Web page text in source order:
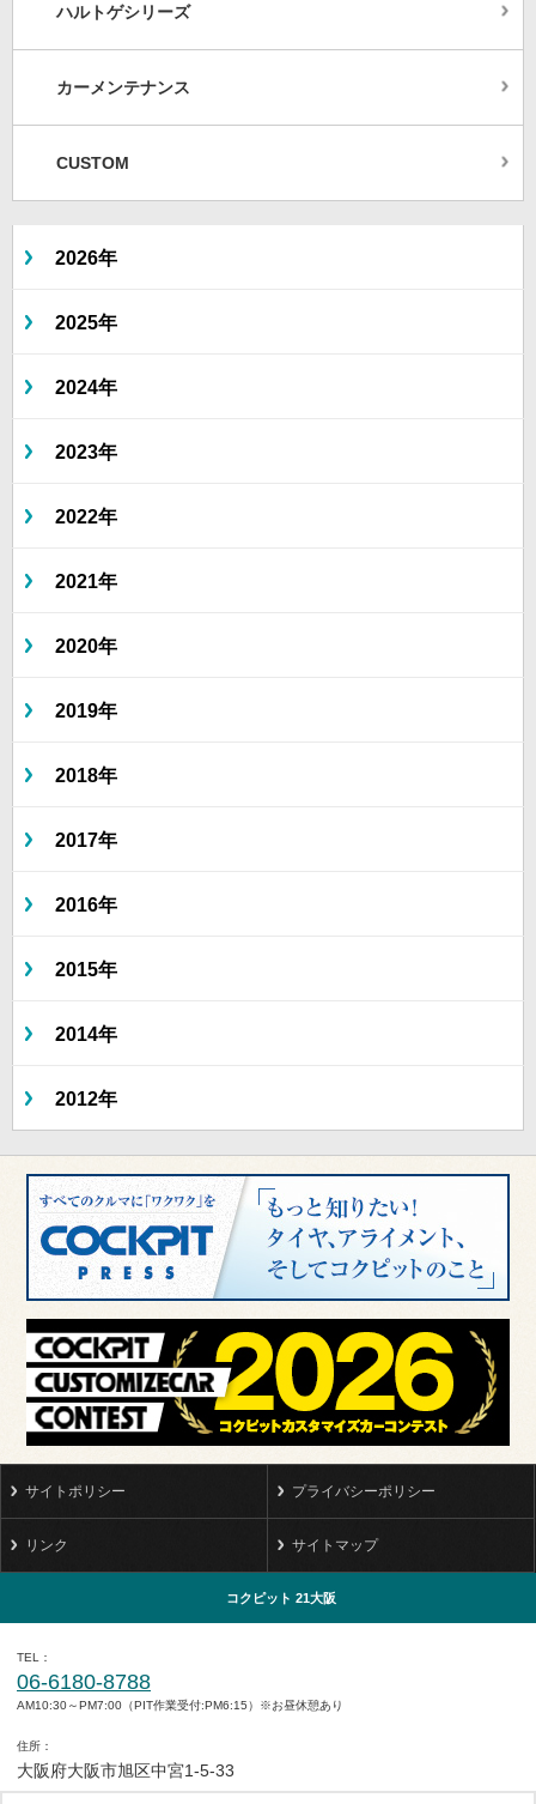
ハルトゲシリーズ
カーメンテナンス
CUSTOM
2026年
2025年
2024年
2023年
2022年
2021年
2020年
2019年
2018年
2017年
2016年
2015年
2014年
2012年
サイトポリシー プライバシーポリシー
リンク サイトマップ
コクピット 21大阪
TEL
06-6180-8788
AM10:30～PM7:00（PIT作業受付:PM6:15）※お昼休憩あり
住所
大阪府大阪市旭区中宮1-5-33